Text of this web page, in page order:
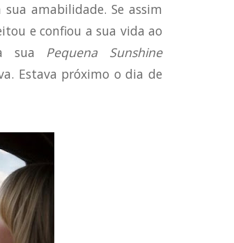
amabilidade. Se assim
e confiou a sua vida ao
sua Pequena Sunshine
Estava próximo o dia de